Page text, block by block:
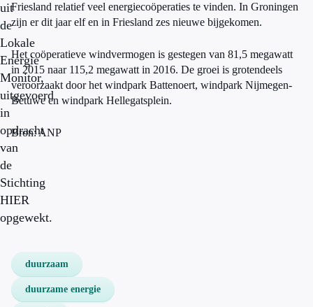
uit
de
Lokale
Energie
Monitor,
uitgevoerd
in
opdracht
van
de
Stichting
HIER
opgewekt.
Friesland relatief veel energiecoöperaties te vinden. In Groningen
zijn er dit jaar elf en in Friesland zes nieuwe bijgekomen.
Het coöperatieve windvermogen is gestegen van 81,5 megawatt
in 2015 naar 115,2 megawatt in 2016. De groei is grotendeels
veroorzaakt door het windpark Battenoert, windpark Nijmegen-
Betuwe en windpark Hellegatsplein.
Bron: ANP
duurzaam
duurzame energie